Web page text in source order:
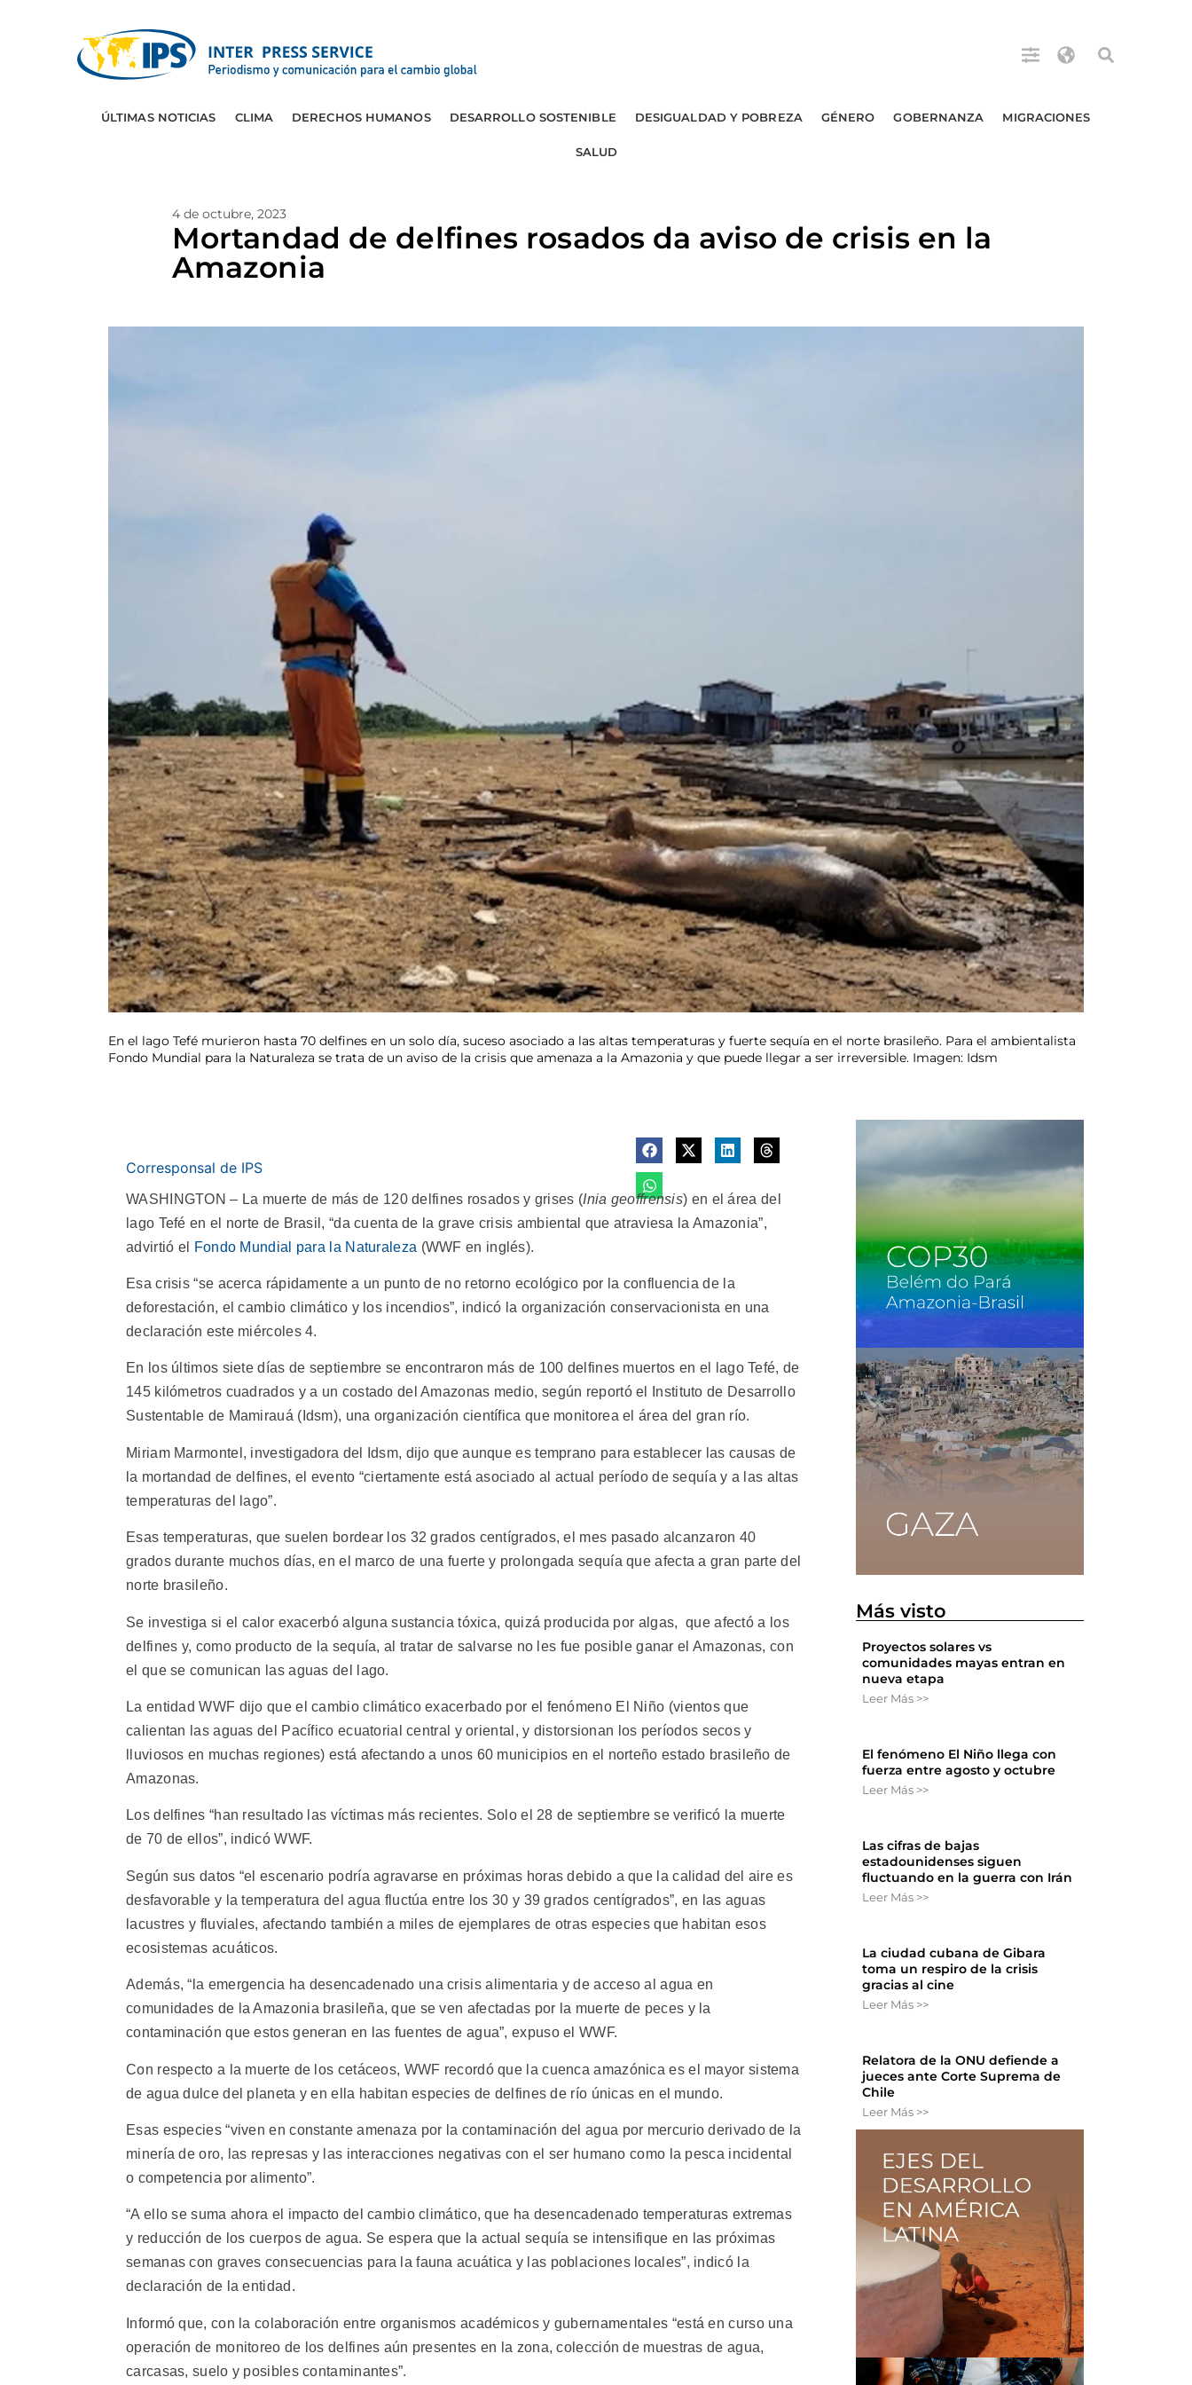
ÚLTIMAS NOTICIAS CLIMA DERECHOS HUMANOS DESARROLLO SOSTENIBLE DESIGUALDAD Y POBREZA GÉNERO GOBERNANZA MIGRACIONES
SALUD
4 de octubre, 2023
Mortandad de delfines rosados da aviso de crisis en la
Amazonia
En el lago Tefé murieron hasta 70 delfines en un solo día, suceso asociado a las altas temperaturas y fuerte sequía en el norte brasileño. Para el ambientalista
Fondo Mundial para la Naturaleza se trata de un aviso de la crisis que amenaza a la Amazonia y que puede llegar a ser irreversible. Imagen: Idsm
Corresponsal de IPS
WASHINGTON – La muerte de más de 120 delfines rosados y grises (Inia geoffrensis) en el área del
lago Tefé en el norte de Brasil, “da cuenta de la grave crisis ambiental que atraviesa la Amazonia”,
advirtió el
Fondo Mundial para la Naturaleza (WWF en inglés).
Esa crisis “se acerca rápidamente a un punto de no retorno ecológico por la confluencia de la
deforestación, el cambio climático y los incendios”, indicó la organización conservacionista en una
declaración este miércoles 4.
En los últimos siete días de septiembre se encontraron más de 100 delfines muertos en el lago Tefé, de
145 kilómetros cuadrados y a un costado del Amazonas medio, según reportó el Instituto de Desarrollo
Sustentable de Mamirauá (Idsm), una organización científica que monitorea el área del gran río.
Miriam Marmontel, investigadora del Idsm, dijo que aunque es temprano para establecer las causas de
la mortandad de delfines, el evento “ciertamente está asociado al actual período de sequía y a las altas
temperaturas del lago”.
Esas temperaturas, que suelen bordear los 32 grados centígrados, el mes pasado alcanzaron 40
grados durante muchos días, en el marco de una fuerte y prolongada sequía que afecta a gran parte del
norte brasileño.
Se investiga si el calor exacerbó alguna sustancia tóxica, quizá producida por algas, que afectó a los
delfines y, como producto de la sequía, al tratar de salvarse no les fue posible ganar el Amazonas, con
el que se comunican las aguas del lago.
La entidad WWF dijo que el cambio climático exacerbado por el fenómeno El Niño (vientos que
calientan las aguas del Pacífico ecuatorial central y oriental, y distorsionan los períodos secos y
lluviosos en muchas regiones) está afectando a unos 60 municipios en el norteño estado brasileño de
Amazonas.
Los delfines “han resultado las víctimas más recientes. Solo el 28 de septiembre se verificó la muerte
de 70 de ellos”, indicó WWF.
Según sus datos “el escenario podría agravarse en próximas horas debido a que la calidad del aire es
desfavorable y la temperatura del agua fluctúa entre los 30 y 39 grados centígrados”, en las aguas
lacustres y fluviales, afectando también a miles de ejemplares de otras especies que habitan esos
ecosistemas acuáticos.
Además, “la emergencia ha desencadenado una crisis alimentaria y de acceso al agua en
comunidades de la Amazonia brasileña, que se ven afectadas por la muerte de peces y la
contaminación que estos generan en las fuentes de agua”, expuso el WWF.
Con respecto a la muerte de los cetáceos, WWF recordó que la cuenca amazónica es el mayor sistema
de agua dulce del planeta y en ella habitan especies de delfines de río únicas en el mundo.
Esas especies “viven en constante amenaza por la contaminación del agua por mercurio derivado de la
minería de oro, las represas y las interacciones negativas con el ser humano como la pesca incidental
o competencia por alimento”.
“A ello se suma ahora el impacto del cambio climático, que ha desencadenado temperaturas extremas
y reducción de los cuerpos de agua. Se espera que la actual sequía se intensifique en las próximas
semanas con graves consecuencias para la fauna acuática y las poblaciones locales”, indicó la
declaración de la entidad.
Informó que, con la colaboración entre organismos académicos y gubernamentales “está en curso una
operación de monitoreo de los delfines aún presentes en la zona, colección de muestras de agua,
carcasas, suelo y posibles contaminantes”.
Más visto
Proyectos solares vs
comunidades mayas entran en
nueva etapa
Leer Más >>
El fenómeno El Niño llega con
fuerza entre agosto y octubre
Leer Más >>
Las cifras de bajas
estadounidenses siguen
fluctuando en la guerra con Irán
Leer Más >>
La ciudad cubana de Gibara
toma un respiro de la crisis
gracias al cine
Leer Más >>
Relatora de la ONU defiende a
jueces ante Corte Suprema de
Chile
Leer Más >>